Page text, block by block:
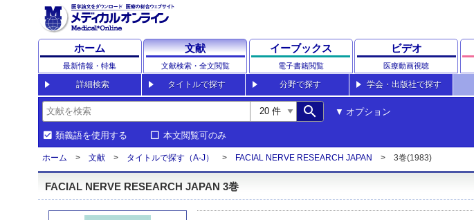
ホーム
最新情報・特集
文献
文献検索・全文閲覧
イーブックス
電子書籍閲覧
ビデオ
医療動画視聴
詳細検索 タイトルで探す 分野で探す 学会・出版社で探す
search オプション
類義語を使用する 本文閲覧可のみ
ホーム 文献 タイトルで探す（A-J） FACIAL NERVE RESEARCH JAPAN 3巻(1983)
FACIAL NERVE RESEARCH JAPAN 3巻